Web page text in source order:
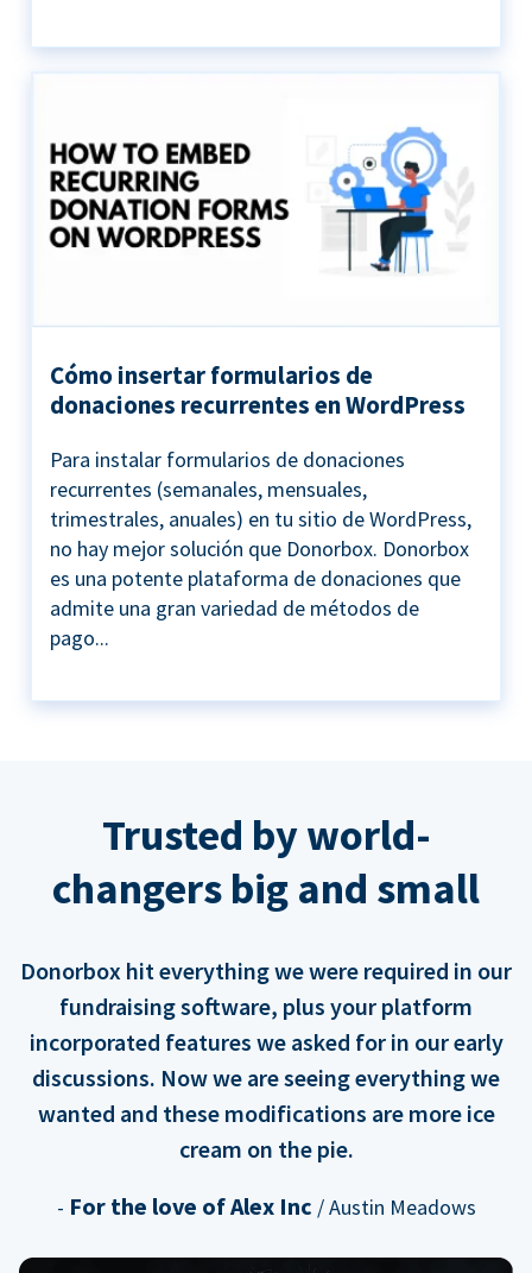
Cómo insertar formularios de
donaciones recurrentes en WordPress
Para instalar formularios de donaciones
recurrentes (semanales, mensuales,
trimestrales, anuales) en tu sitio de WordPress,
no hay mejor solución que Donorbox. Donorbox
es una potente plataforma de donaciones que
admite una gran variedad de métodos de
pago...
Trusted by world-
changers big and small
Donorbox hit everything we were required in our
fundraising software, plus your platform
incorporated features we asked for in our early
discussions. Now we are seeing everything we
wanted and these modifications are more ice
cream on the pie.
- For the love of Alex Inc / Austin Meadows